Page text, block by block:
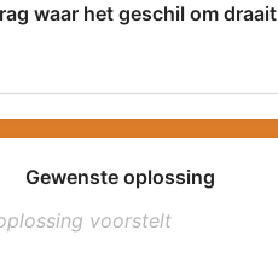
waar het geschil om draait
Gewenste oplossing